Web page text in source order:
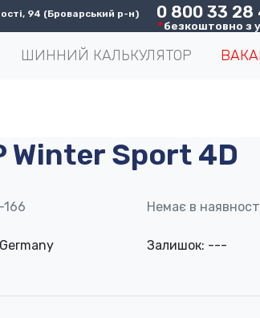
94 (Броварський р-н) 0 800 33 28
*безкоштовно з
ШИННИЙ КАЛЬКУЛЯТОР
Winter Sport 4D
Немає в
Залишок: ---